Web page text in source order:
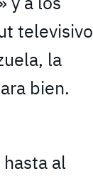
televisivo
la
bien.
al